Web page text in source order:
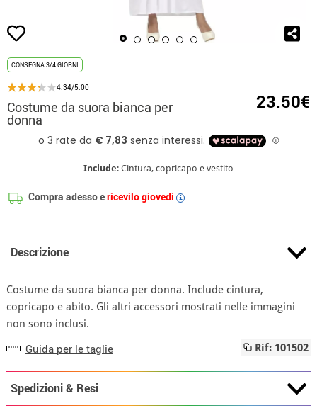
CONSEGNA 3/4 GIORNI
4.34/5.00
Costume da suora bianca per
donna
23.50€
Include: Cintura, copricapo e vestito
Compra adesso ericevilo giovedi i
Descrizione
Costume da suora bianca per donna. Include cintura,
copricapo e abito. Gli altri accessori mostrati nelle immagini
non sono inclusi.
Guida per le taglie Rif: 101502
Spedizioni & Resi